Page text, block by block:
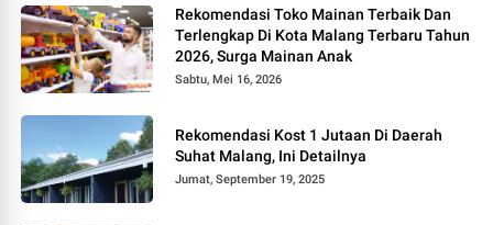
Rekomendasi Toko Mainan Terbaik Dan
Terlengkap Di Kota Malang Terbaru Tahun
2026, Surga Mainan Anak
Sabtu, Mei 16, 2026
Rekomendasi Kost 1 Jutaan Di Daerah
Suhat Malang, Ini Detailnya
Jumat, September 19, 2025